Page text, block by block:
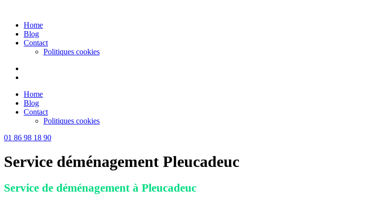
contentHome
Blog
Contact
Politiques cookies
Home
Blog
Contact
Politiques cookies
01 86 98 18 90
Service déménagement Pleucadeuc
Service de déménagement à Pleucadeuc